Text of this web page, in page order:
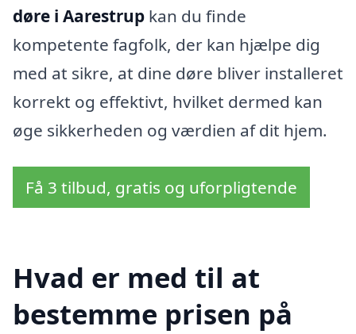
døre i Aarestrup kan du finde
kompetente fagfolk, der kan hjælpe dig
med at sikre, at dine døre bliver installeret
korrekt og effektivt, hvilket dermed kan
øge sikkerheden og værdien af dit hjem.
Få 3 tilbud, gratis og uforpligtende
Hvad er med til at
bestemme prisen på